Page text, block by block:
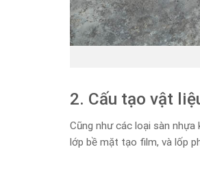
2. Cấu tạo vật
Cũng như các loại sàn
lớp bề mặt tạo film, và lốp